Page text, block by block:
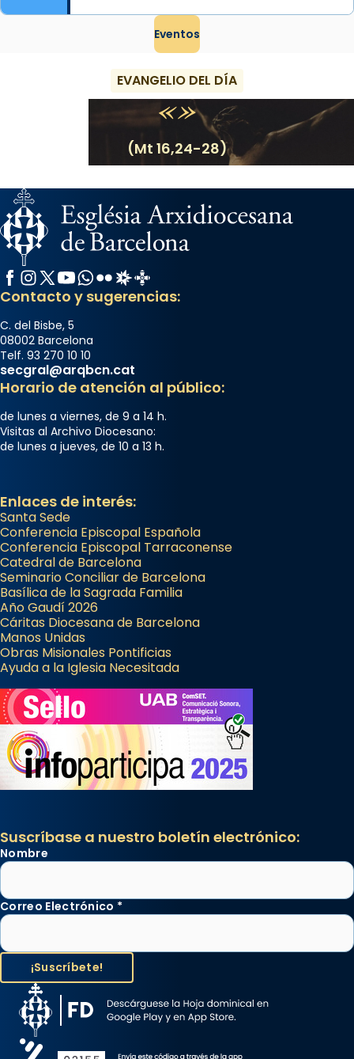
Eventos
EVANGELIO DEL DÍA
(Mt 16,24-28)
Facebook
Instagram
X / Twitter
YouTube
WhatsApp
FlickrRadio Estel
Catalunya Cristiana
Contacto y sugerencias:
C. del Bisbe, 5
08002 Barcelona
Telf. 93 270 10 10
secgral@arqbcn.cat
Horario de atención al público:
de lunes a viernes, de 9 a 14 h.
Visitas al Archivo Diocesano:
de lunes a jueves, de 10 a 13 h.
Enlaces de interés:
Santa Sede
Conferencia Episcopal Española
Conferencia Episcopal Tarraconense
Catedral de Barcelona
Seminario Conciliar de Barcelona
Basílica de la Sagrada Familia
Año Gaudí 2026
Cáritas Diocesana de Barcelona
Manos Unidas
Obras Misionales Pontificias
Ayuda a la Iglesia Necesitada
Suscríbase a nuestro boletín electrónico:
Nombre
Correo Electrónico *